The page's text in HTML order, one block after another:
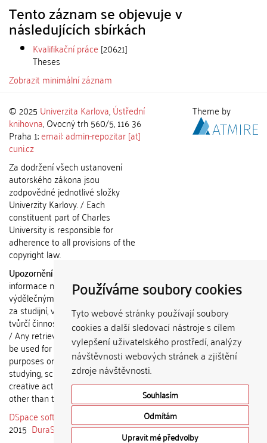
Používáme soubory cookies
Tyto webové stránky používají soubory
cookies a další sledovací nástroje s cílem
vylepšení uživatelského prostředí, analýzy
návštěvnosti webových stránek a zjištění
zdroje návštěvnosti.
Souhlasím
Odmítám
Upravit mé předvolby
Tento záznam se objevuje v
následujících sbírkách
Kvalifikační práce [20621]
Theses
Zobrazit minimální záznam
© 2025 Univerzita Karlova,Ústřední
knihovna, Ovocný trh 560/5, 116 36
Praha 1;email: admin-repozitar [at]
cuni.cz
Za dodržení všech ustanovení
autorského zákona jsou
zodpovědné jednotlivé složky
Univerzity Karlovy. / Each
constituent part of Charles
University is responsible for
adherence to all provisions of the
copyright law.
Upozornění / Notice:
informace nemohou být použity k
výdělečným účelům nebo vydávány
za studijní, vědeckou nebo jinou
tvůrčí činnost jiné osoby než autora.
/ Any retrieved information shall not
be used for any commercial
purposes or claimed as results of
studying, scientific or any other
creative activities of any person
other than the author.
DSpace software
copyright © 2002-
2015 DuraSpace
Theme by